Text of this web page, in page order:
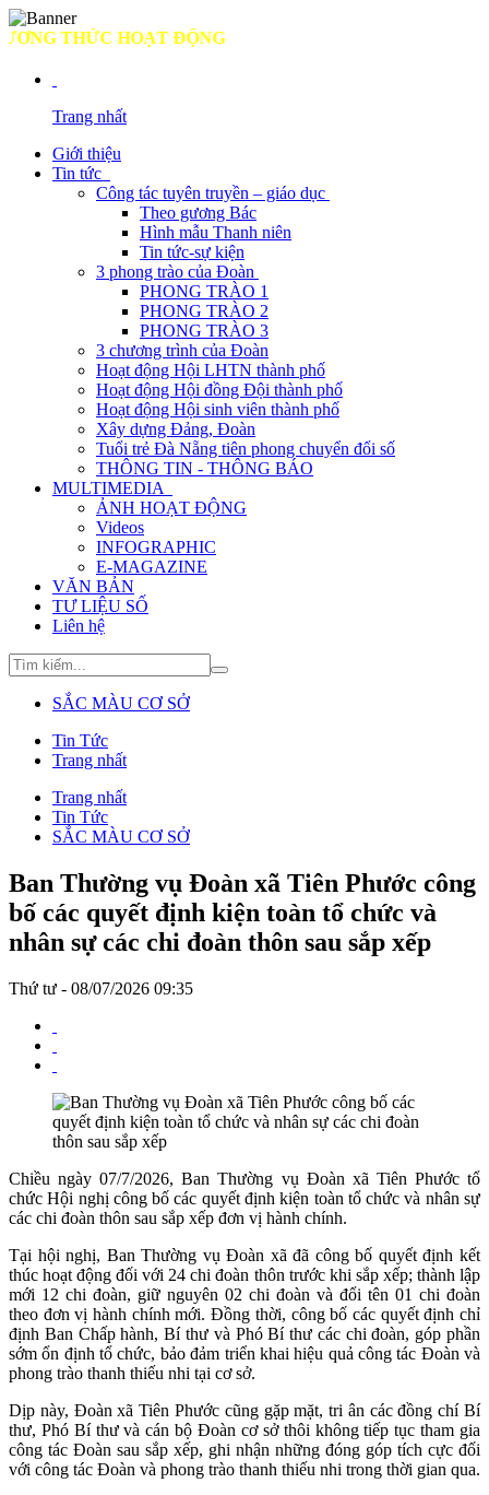
THỨC HOẠT ĐỘNG
Trang nhất
Giới thiệu
Tin tức
Công tác tuyên truyền – giáo dục
Theo gương Bác
Hình mẫu Thanh niên
Tin tức-sự kiện
3 phong trào của Đoàn
PHONG TRÀO 1
PHONG TRÀO 2
PHONG TRÀO 3
3 chương trình của Đoàn
Hoạt động Hội LHTN thành phố
Hoạt động Hội đồng Đội thành phố
Hoạt động Hội sinh viên thành phố
Xây dựng Đảng, Đoàn
Tuổi trẻ Đà Nẵng tiên phong chuyển đổi số
THÔNG TIN - THÔNG BÁO
MULTIMEDIA
ẢNH HOẠT ĐỘNG
Videos
INFOGRAPHIC
E-MAGAZINE
VĂN BẢN
TƯ LIỆU SỐ
Liên hệ
SẮC MÀU CƠ SỞ
Tin Tức
Trang nhất
Trang nhất
Tin Tức
SẮC MÀU CƠ SỞ
Ban Thường vụ Đoàn xã Tiên Phước công
bố các quyết định kiện toàn tổ chức và
nhân sự các chi đoàn thôn sau sắp xếp
Thứ tư - 08/07/2026 09:35
Chiều ngày 07/7/2026, Ban Thường vụ Đoàn xã Tiên Phước tổ
chức Hội nghị công bố các quyết định kiện toàn tổ chức và nhân sự
các chi đoàn thôn sau sắp xếp đơn vị hành chính.
Tại hội nghị, Ban Thường vụ Đoàn xã đã công bố quyết định kết
thúc hoạt động đối với 24 chi đoàn thôn trước khi sắp xếp; thành lập
mới 12 chi đoàn, giữ nguyên 02 chi đoàn và đổi tên 01 chi đoàn
theo đơn vị hành chính mới. Đồng thời, công bố các quyết định chỉ
định Ban Chấp hành, Bí thư và Phó Bí thư các chi đoàn, góp phần
sớm ổn định tổ chức, bảo đảm triển khai hiệu quả công tác Đoàn và
phong trào thanh thiếu nhi tại cơ sở.
Dịp này, Đoàn xã Tiên Phước cũng gặp mặt, tri ân các đồng chí Bí
thư, Phó Bí thư và cán bộ Đoàn cơ sở thôi không tiếp tục tham gia
công tác Đoàn sau sắp xếp, ghi nhận những đóng góp tích cực đối
với công tác Đoàn và phong trào thanh thiếu nhi trong thời gian qua.